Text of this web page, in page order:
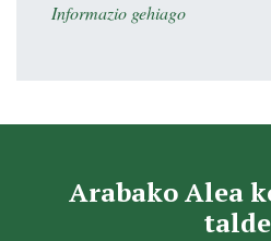
Informazio gehiago
Arabako Alea